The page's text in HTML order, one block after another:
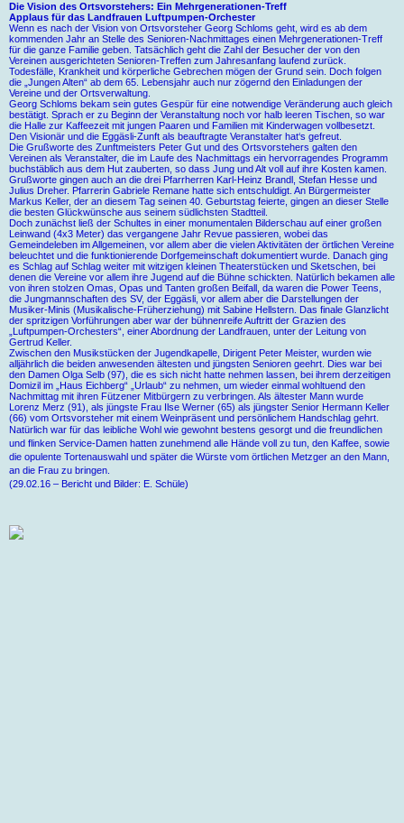
Die Vision des Ortsvorstehers: Ein Mehrgenerationen-Treff
Applaus für das Landfrauen Luftpumpen-Orchester
Wenn es nach der Vision von Ortsvorsteher Georg Schloms geht, wird es ab dem
kommenden Jahr an Stelle des Senioren-Nachmittages einen Mehrgenerationen-Treff
für die ganze Familie geben. Tatsächlich geht die Zahl der Besucher der von den
Vereinen ausgerichteten Senioren-Treffen zum Jahresanfang laufend zurück.
Todesfälle, Krankheit und körperliche Gebrechen mögen der Grund sein. Doch folgen
die „Jungen Alten“ ab dem 65. Lebensjahr auch nur zögernd den Einladungen der
Vereine und der Ortsverwaltung.
Georg Schloms bekam sein gutes Gespür für eine notwendige Veränderung auch gleich
bestätigt. Sprach er zu Beginn der Veranstaltung noch vor halb leeren Tischen, so war
die Halle zur Kaffeezeit mit jungen Paaren und Familien mit Kinderwagen vollbesetzt.
Den Visionär und die Eggäsli-Zunft als beauftragte Veranstalter hat‘s gefreut.
Die Grußworte des Zunftmeisters Peter Gut und des Ortsvorstehers galten den
Vereinen als Veranstalter, die im Laufe des Nachmittags ein hervorragendes Programm
buchstäblich aus dem Hut zauberten, so dass Jung und Alt voll auf ihre Kosten kamen.
Grußworte gingen auch an die drei Pfarrherren Karl-Heinz Brandl, Stefan Hesse und
Julius Dreher. Pfarrerin Gabriele Remane hatte sich entschuldigt. An Bürgermeister
Markus Keller, der an diesem Tag seinen 40. Geburtstag feierte, gingen an dieser Stelle
die besten Glückwünsche aus seinem südlichsten Stadtteil.
Doch zunächst ließ der Schultes in einer monumentalen Bilderschau auf einer großen
Leinwand (4x3 Meter) das vergangene Jahr Revue passieren, wobei das
Gemeindeleben im Allgemeinen, vor allem aber die vielen Aktivitäten der örtlichen Vereine
beleuchtet und die funktionierende Dorfgemeinschaft dokumentiert wurde. Danach ging
es Schlag auf Schlag weiter mit witzigen kleinen Theaterstücken und Sketschen, bei
denen die Vereine vor allem ihre Jugend auf die Bühne schickten. Natürlich bekamen alle
von ihren stolzen Omas, Opas und Tanten großen Beifall, da waren die Power Teens,
die Jungmannschaften des SV, der Eggäsli, vor allem aber die Darstellungen der
Musiker-Minis (Musikalische-Früherziehung) mit Sabine Hellstern. Das finale Glanzlicht
der spritzigen Vorführungen aber war der bühnenreife Auftritt der Grazien des
„Luftpumpen-Orchesters“, einer Abordnung der Landfrauen, unter der Leitung von
Gertrud Keller.
Zwischen den Musikstücken der Jugendkapelle, Dirigent Peter Meister, wurden wie
alljährlich die beiden anwesenden ältesten und jüngsten Senioren geehrt. Dies war bei
den Damen Olga Selb (97), die es sich nicht hatte nehmen lassen, bei ihrem derzeitigen
Domizil im „Haus Eichberg“ „Urlaub“ zu nehmen, um wieder einmal wohltuend den
Nachmittag mit ihren Fützener Mitbürgern zu verbringen. Als ältester Mann wurde
Lorenz Merz (91), als jüngste Frau Ilse Werner (65) als jüngster Senior Hermann Keller
(66) vom Ortsvorsteher mit einem Weinpräsent und persönlichem Handschlag gehrt.
Natürlich war für das leibliche Wohl wie gewohnt bestens gesorgt und die freundlichen
und flinken Service-Damen hatten zunehmend alle Hände voll zu tun, den Kaffee, sowie
die opulente Tortenauswahl und später die Würste vom örtlichen Metzger an den Mann,
an die Frau zu bringen.
(29.02.16 – Bericht und Bilder: E. Schüle)